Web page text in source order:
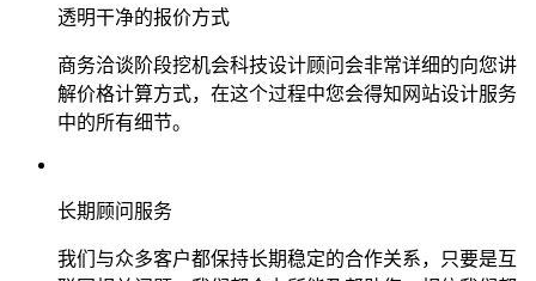
透明干净的报价方式
商务洽谈阶段挖机会科技设计顾问会非常详细的向您讲
解价格计算方式，在这个过程中您会得知网站设计服务
中的所有细节。
长期顾问服务
我们与众多客户都保持长期稳定的合作关系，只要是互